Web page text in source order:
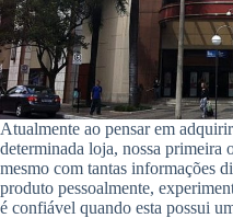
Atualmente ao pensar em
determinada loja, nossa primeira
mesmo com tantas informações
produto pessoalmente,
é confiável quando esta possui